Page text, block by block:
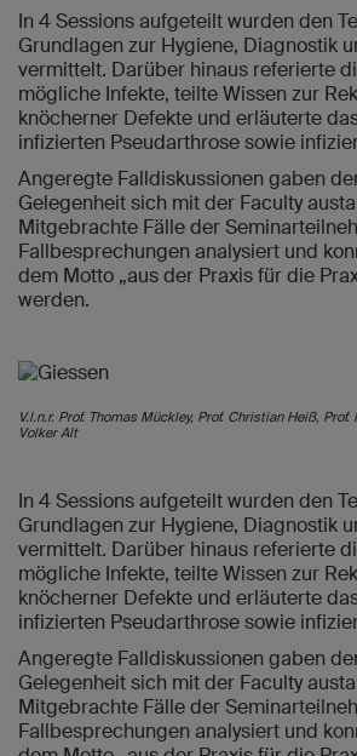
In 4 Sessions aufgeteilt wurden den
Grundlagen zur Hygiene, Diagnostik
vermittelt. Darüber hinaus referierte
mögliche Infekte, teilte Wissen zur
knöcherner Defekte und erläuterte
infizierten Pseudarthrose sowie
Angeregte Falldiskussionen gaben
Gelegenheit sich mit der Faculty
Mitgebrachte Fälle der
Fallbesprechungen analysiert und
dem Motto „aus der Praxis für die
werden.
V.l.n.r. Prof. Thomas Mückley, Prof. Christian Heiß,
Volker Alt
In 4 Sessions aufgeteilt wurden den
Grundlagen zur Hygiene, Diagnostik
vermittelt. Darüber hinaus referierte
mögliche Infekte, teilte Wissen zur
knöcherner Defekte und erläuterte
infizierten Pseudarthrose sowie
Angeregte Falldiskussionen gaben
Gelegenheit sich mit der Faculty
Mitgebrachte Fälle der
Fallbesprechungen analysiert und